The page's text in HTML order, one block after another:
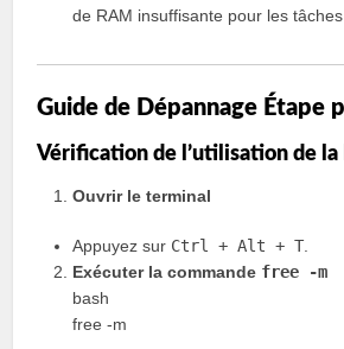
de RAM insuffisante pour les
Guide de Dépannage Étape
Vérification de l’utilisation de la
Ouvrir le terminal
Appuyez sur Ctrl + Alt + T
Exécuter la commande free -m
bash
free -m